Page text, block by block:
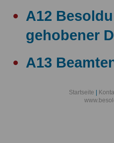
A12
gehobener
A13
A13
Startseite